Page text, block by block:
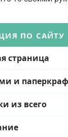
ПО САЙТУ
страница
и
из всего